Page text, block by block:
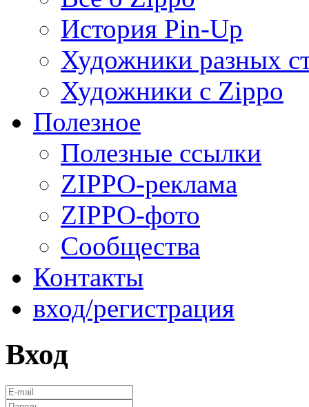
История Pin-Up
Художники разных
Художники с Zippo
Полезное
Полезные ссылки
ZIPPO-реклама
ZIPPO-фото
Сообщества
Контакты
вход/регистрация
Вход